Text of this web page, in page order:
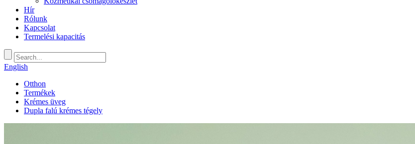
Hír
Rólunk
Kapcsolat
Termelési kapacitás
English
Otthon
Termékek
Krémes üveg
Dupla falú krémes tégely